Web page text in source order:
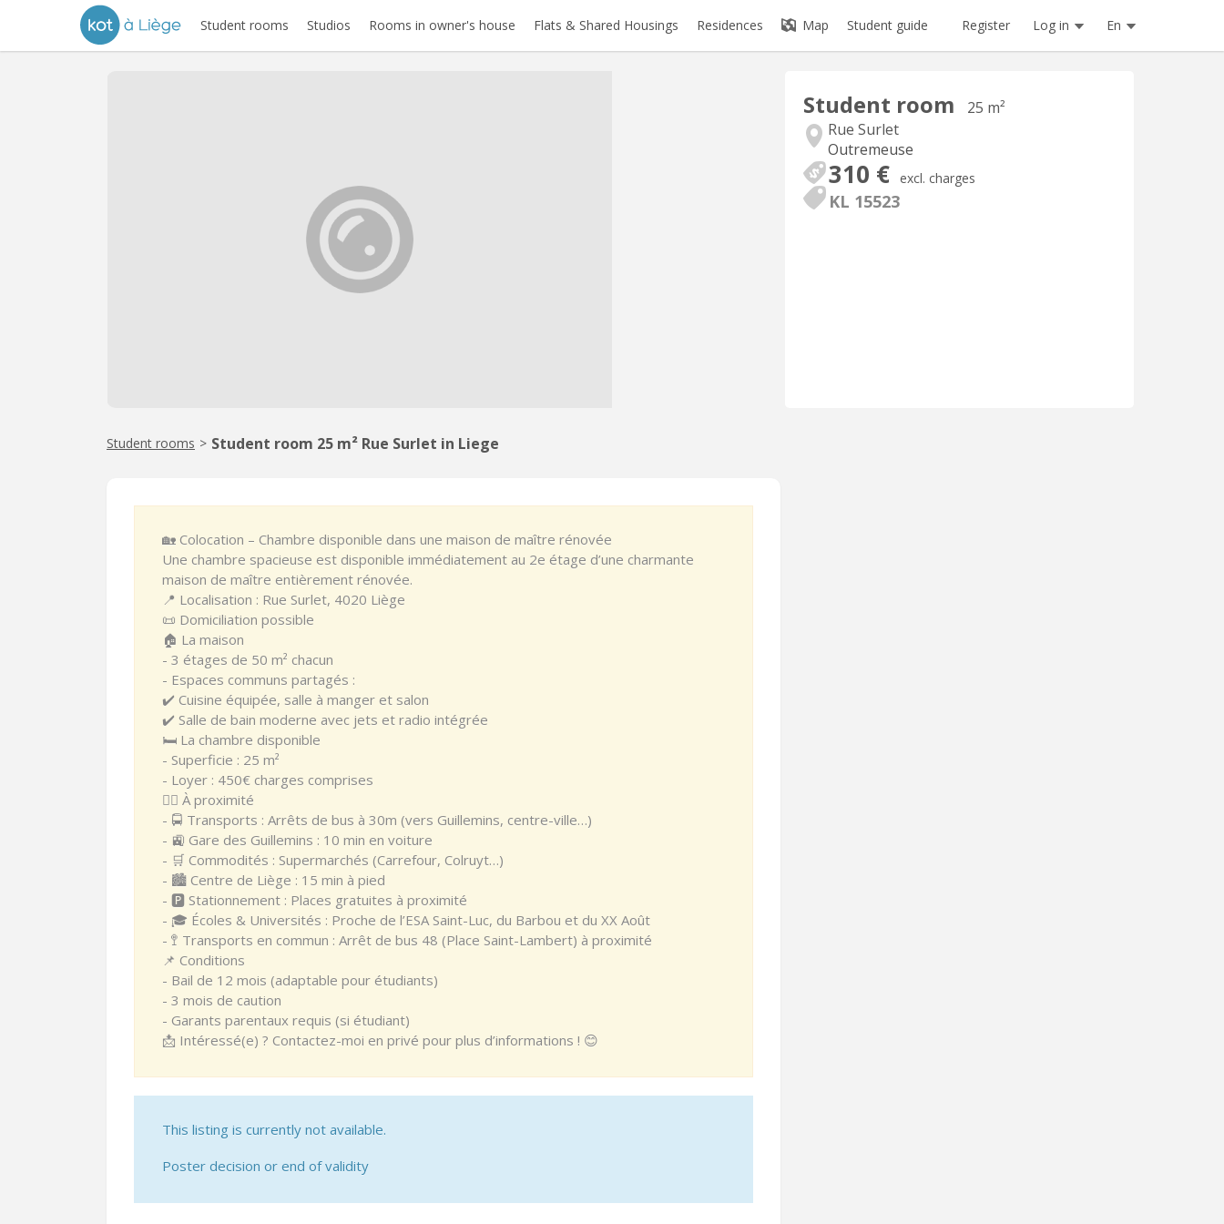
Student rooms Studios Rooms in owner's house Flats & Shared Housings Residences Map Student guide Register Log in En
Student room
25 m²
Rue Surlet
Outremeuse
310 € excl. charges
KL 15523
Student rooms > Student room 25 m² Rue Surlet in Liege
🏡 Colocation – Chambre disponible dans une maison de maître rénovée
Une chambre spacieuse est disponible immédiatement au 2e étage d’une charmante
maison de maître entièrement rénovée.
📍 Localisation : Rue Surlet, 4020 Liège
📜 Domiciliation possible
🏠 La maison
- 3 étages de 50 m² chacun
- Espaces communs partagés :
✔️ Cuisine équipée, salle à manger et salon
✔️ Salle de bain moderne avec jets et radio intégrée
🛏️ La chambre disponible
- Superficie : 25 m²
- Loyer : 450€ charges comprises
🚶‍♂️ À proximité
- 🚍 Transports : Arrêts de bus à 30m (vers Guillemins, centre-ville…)
- 🚉 Gare des Guillemins : 10 min en voiture
- 🛒 Commodités : Supermarchés (Carrefour, Colruyt…)
- 🏙️ Centre de Liège : 15 min à pied
- 🅿️ Stationnement : Places gratuites à proximité
- 🎓 Écoles & Universités : Proche de l’ESA Saint-Luc, du Barbou et du XX Août
- 🚏 Transports en commun : Arrêt de bus 48 (Place Saint-Lambert) à proximité
📌 Conditions
- Bail de 12 mois (adaptable pour étudiants)
- 3 mois de caution
- Garants parentaux requis (si étudiant)
📩 Intéressé(e) ? Contactez-moi en privé pour plus d’informations ! 😊
This listing is currently not available.
Poster decision or end of validity